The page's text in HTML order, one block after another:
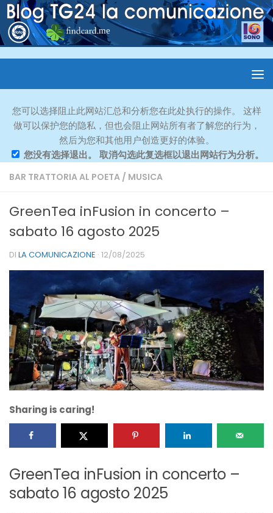
您可以选择阻止此网站汇总和分析您在此处执行的操作。 这样
做可以保护您的隐私，但也会阻止网站所有者了解您的行为，
然后为您和其他用户创造更好的体验。
您没有选择退出。 取消勾选此复选框以退出网站行为分析。
BAR TRATTORIA AL POETA / MUSICA
GreenTea inFusion in concerto –
sabato 16 agosto 2025
DI LA COMUNICAZIONE · 12/08/2025
Sharing is caring!
GreenTea inFusion in concerto –
sabato 16 agosto 2025